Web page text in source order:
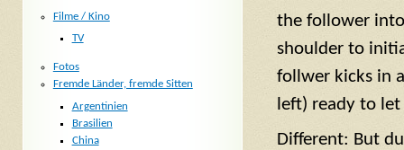
the follower
shoulder to
follwer kicks in
left) ready to
Different: But
Filme / Kino
TV
Fotos
Fremde Länder, fremde Sitten
Argentinien
Brasilien
China